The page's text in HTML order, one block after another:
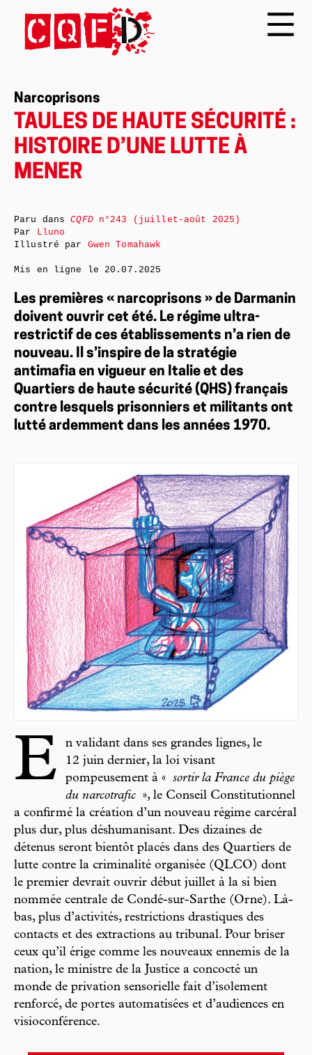
Narcoprisons
TAULES DE HAUTE SÉCURITÉ :
HISTOIRE D’UNE LUTTE À
MENER
Les premières « narcoprisons » de Darmanin
doivent ouvrir cet été. Le régime ultra-
restrictif de ces établissements n’a rien de
nouveau. Il s’inspire de la stratégie
antimafia en vigueur en Italie et des
Quartiers de haute sécurité (QHS) français
contre lesquels prisonniers et militants ont
lutté ardemment dans les années 1970.
E
n validant dans ses grandes lignes, le
12 juin dernier, la loi visant
pompeusement à « sortir la France du piège
du narcotrafic », le Conseil Constitutionnel
a confirmé la création d’un nouveau régime carcéral
plus dur, plus déshumanisant. Des dizaines de
détenus seront bientôt placés dans des Quartiers de
lutte contre la criminalité organisée (QLCO) dont
le premier devrait ouvrir début juillet à la si bien
nommée centrale de Condé-sur-Sarthe (Orne). Là-
bas, plus d’activités, restrictions drastiques des
contacts et des extractions au tribunal. Pour briser
ceux qu’il érige comme les nouveaux ennemis de la
nation, le ministre de la Justice a concocté un
monde de privation sensorielle fait d’isolement
renforcé, de portes automatisées et d’audiences en
visioconférence.
Paru dansCQFDn°243 (juillet-août 2025)
Par Lluno
Illustré par Gwen Tomahawk
Mis en ligne le 20.07.2025